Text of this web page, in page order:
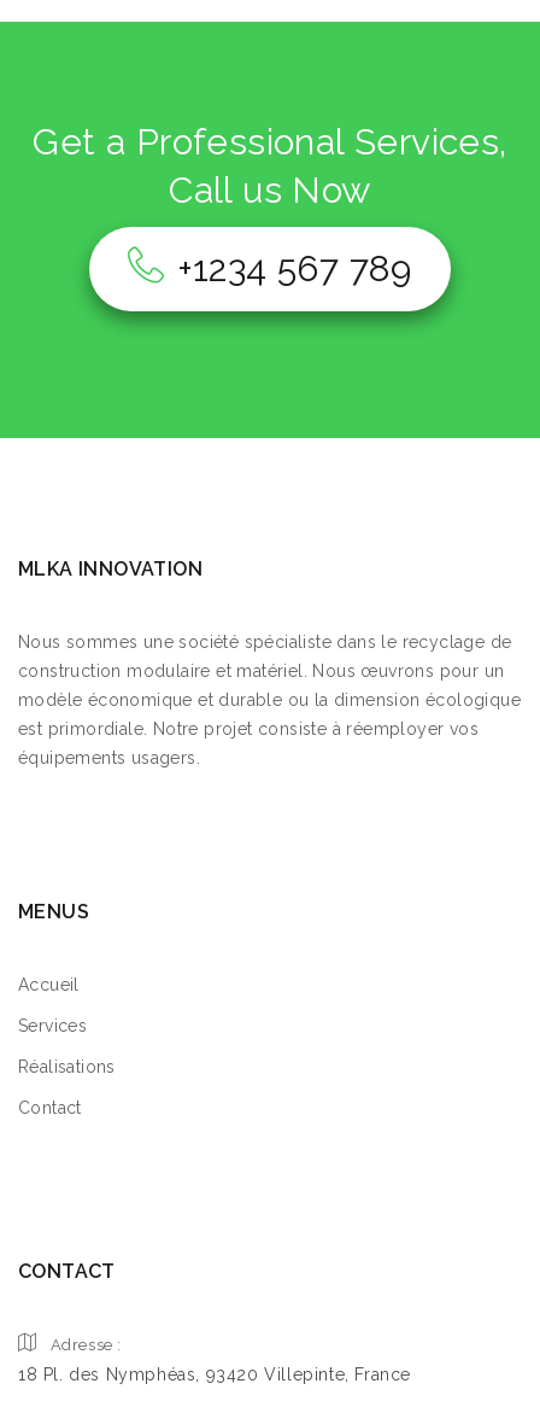
Get a Professional Services,
Call us Now
+1234 567 789
MLKA INNOVATION
Nous sommes une société spécialiste dans le recyclage de
construction modulaire et matériel. Nous œuvrons pour un
modèle économique et durable ou la dimension écologique
est primordiale. Notre projet consiste à réemployer vos
équipements usagers.
MENUS
Accueil
Services
Réalisations
Contact
CONTACT
Adresse :
18 Pl. des Nymphéas, 93420 Villepinte, France